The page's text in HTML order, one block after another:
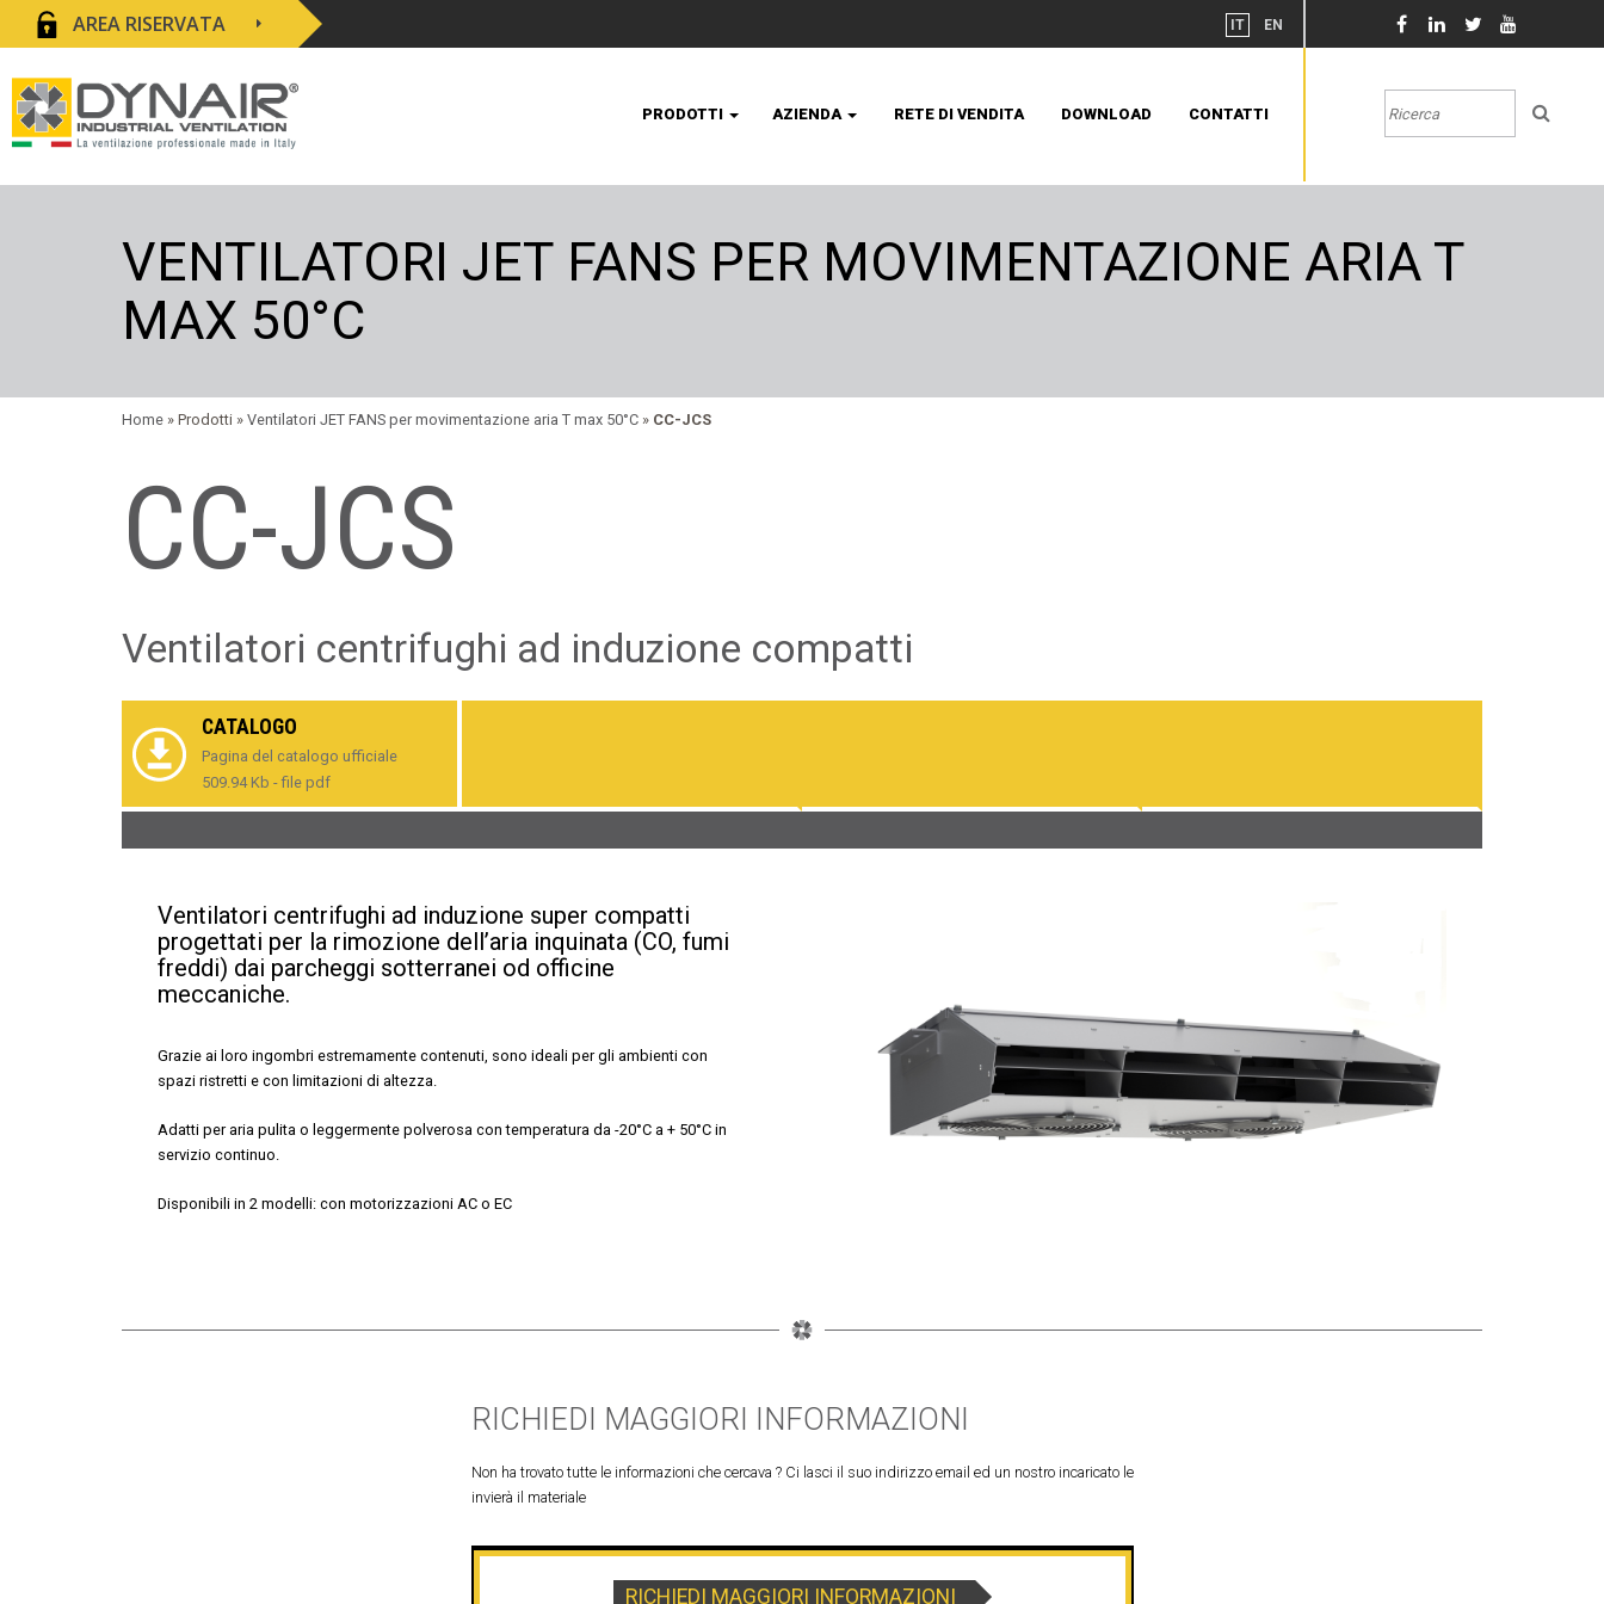
AREA RISERVATA IT EN
PRODOTTI AZIENDA RETE DI VENDITA DOWNLOAD CONTATTI
VENTILATORI JET FANS PER MOVIMENTAZIONE ARIA T
MAX 50°C
Home » Prodotti » Ventilatori JET FANS per movimentazione aria T max 50°C » CC-JCS
CC-JCS
Ventilatori centrifughi ad induzione compatti
CATALOGO
Pagina del catalogo ufficiale
509.94 Kb - file pdf
Ventilatori centrifughi ad induzione super compatti
progettati per la rimozione dell’aria inquinata (CO, fumi
freddi) dai parcheggi sotterranei od officine
meccaniche.
Grazie ai loro ingombri estremamente contenuti, sono ideali per gli ambienti con
spazi ristretti e con limitazioni di altezza.
Adatti per aria pulita o leggermente polverosa con temperatura da -20°C a + 50°C in
servizio continuo.
Disponibili in 2 modelli: con motorizzazioni AC o EC
RICHIEDI MAGGIORI INFORMAZIONI
Non ha trovato tutte le informazioni che cercava ? Ci lasci il suo indirizzo email ed un nostro incaricato le
invierà il materiale
RICHIEDI MAGGIORI INFORMAZIONI